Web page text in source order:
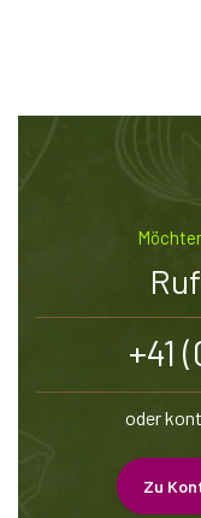
+41
oder
Zu